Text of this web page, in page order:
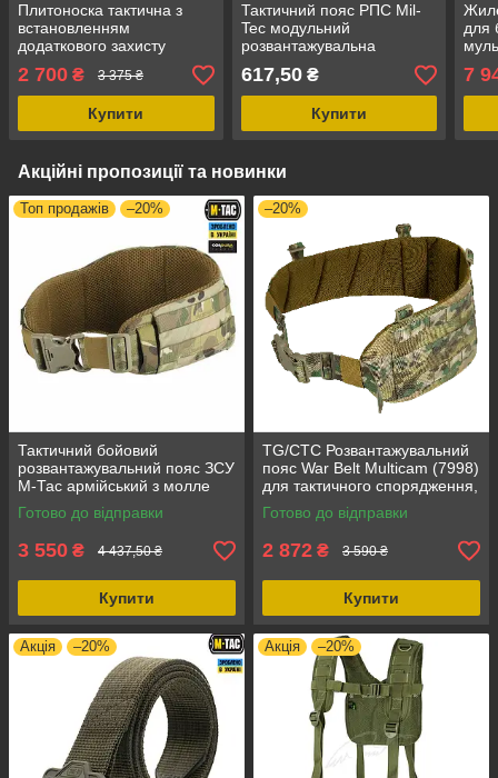
Плитоноска тактична з
встановленням
додаткового захисту
Kirasa піксель (Арт.KI1022)
універсальний розмір,
матеріал - оксфорд
2 700 ₴ 3 375 ₴
Купити
Тактичний пояс РПС Mil-
Tec модульний
розвантажувальна
система S-M OLIV 98-
112см
617,50₴
Купити
для
7
Акційні пропозиції та новинки
Топ продажів –20%
Тактичний бойовий
розвантажувальний пояс ЗСУ
М-Тас армійський з молле
War belt ARMOR, колір -
мультикам, розмір XS/S,
матеріал
Готово до відправки
3 550 ₴ 4 437,50 ₴
Купити
–20%
TG/CTC Розвантажувальний
пояс War Belt Multicam (7998)
для тактичного спорядження,
з стропами MOLLE, 95-150
см, армійський
Готово до відправки
2 872 ₴ 3 590 ₴
Купити
Акція –20% Акція –20%